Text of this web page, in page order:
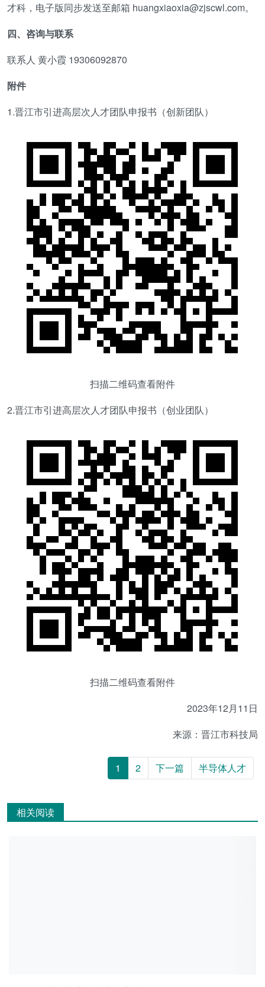
才科，电子版同步发送至邮箱 huangxiaoxia@zjscwl.com。
四、咨询与联系
联系人 黄小霞 19306092870
附件
1.晋江市引进高层次人才团队申报书（创新团队）
扫描二维码查看附件
2.晋江市引进高层次人才团队申报书（创业团队）
扫描二维码查看附件
2023年12月11日
来源：晋江市科技局
1 2 下一篇 半导体人才
相关阅读